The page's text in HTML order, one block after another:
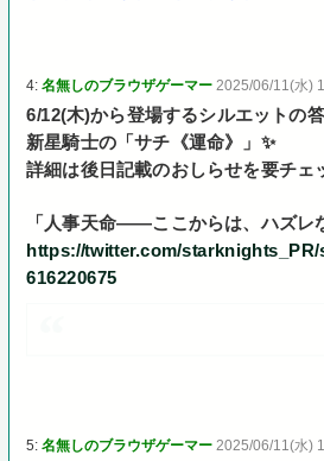
4:名無しのブラウザゲーマー 2025/06/11(水)
6/12(木)から登場するシルエットの
新星騎士の「サチ《運命》」✨
詳細は後日記載のおしらせを要チェ
「人事天命――ここからは、ハズレ
https://twitter.com/starknights_PR/
616220675
5:名無しのブラウザゲーマー 2025/06/11(水)